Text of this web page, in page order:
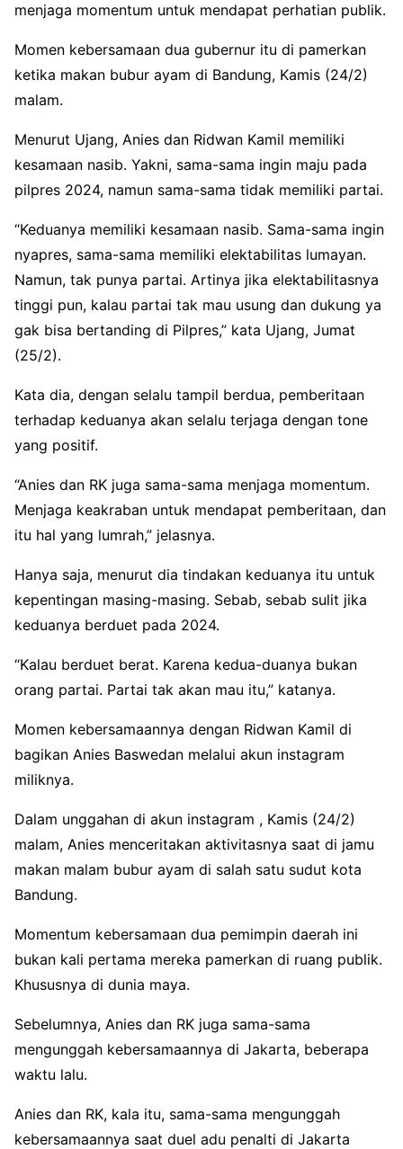
menjaga momentum untuk mendapat perhatian publik.
Momen kebersamaan dua gubernur itu di pamerkan
ketika makan bubur ayam di Bandung, Kamis (24/2)
malam.
Menurut Ujang, Anies dan Ridwan Kamil memiliki
kesamaan nasib. Yakni, sama-sama ingin maju pada
pilpres 2024, namun sama-sama tidak memiliki partai.
“Keduanya memiliki kesamaan nasib. Sama-sama ingin
nyapres, sama-sama memiliki elektabilitas lumayan.
Namun, tak punya partai. Artinya jika elektabilitasnya
tinggi pun, kalau partai tak mau usung dan dukung ya
gak bisa bertanding di Pilpres,” kata Ujang, Jumat
(25/2).
Kata dia, dengan selalu tampil berdua, pemberitaan
terhadap keduanya akan selalu terjaga dengan tone
yang positif.
“Anies dan RK juga sama-sama menjaga momentum.
Menjaga keakraban untuk mendapat pemberitaan, dan
itu hal yang lumrah,” jelasnya.
Hanya saja, menurut dia tindakan keduanya itu untuk
kepentingan masing-masing. Sebab, sebab sulit jika
keduanya berduet pada 2024.
“Kalau berduet berat. Karena kedua-duanya bukan
orang partai. Partai tak akan mau itu,” katanya.
Momen kebersamaannya dengan Ridwan Kamil di
bagikan Anies Baswedan melalui akun instagram
miliknya.
Dalam unggahan di akun instagram , Kamis (24/2)
malam, Anies menceritakan aktivitasnya saat di jamu
makan malam bubur ayam di salah satu sudut kota
Bandung.
Momentum kebersamaan dua pemimpin daerah ini
bukan kali pertama mereka pamerkan di ruang publik.
Khususnya di dunia maya.
Sebelumnya, Anies dan RK juga sama-sama
mengunggah kebersamaannya di Jakarta, beberapa
waktu lalu.
Anies dan RK, kala itu, sama-sama mengunggah
kebersamaannya saat duel adu penalti di Jakarta